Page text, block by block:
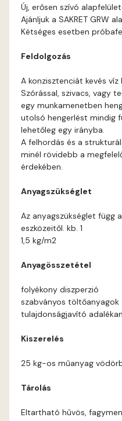
Új, erősen szívó
Ajánljuk a SAKRET GRW
Kétséges esetben
Feldolgozás
A konzisztenciát kevés
Szórással, szivacs, vagy
egy munkamenetben
utolsó hengerlést mindig
lehetőleg egy irányba.
A felhordás és a
minél rövidebb a
érdekében.
Anyagszükséglet
Az anyagszükséglet függ
eszközeitől. kb. 1
1,5 kg/m2
Anyagösszetétel
folyékony diszperzió
szabványos töltőanyagok
tulajdonságjavító
Kiszerelés
25 kg-os műanyag
Tárolás
Eltartható hűvös,